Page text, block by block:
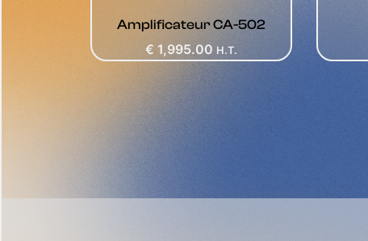
Amplificateur CA-502
€ 1,995.00 H.T.